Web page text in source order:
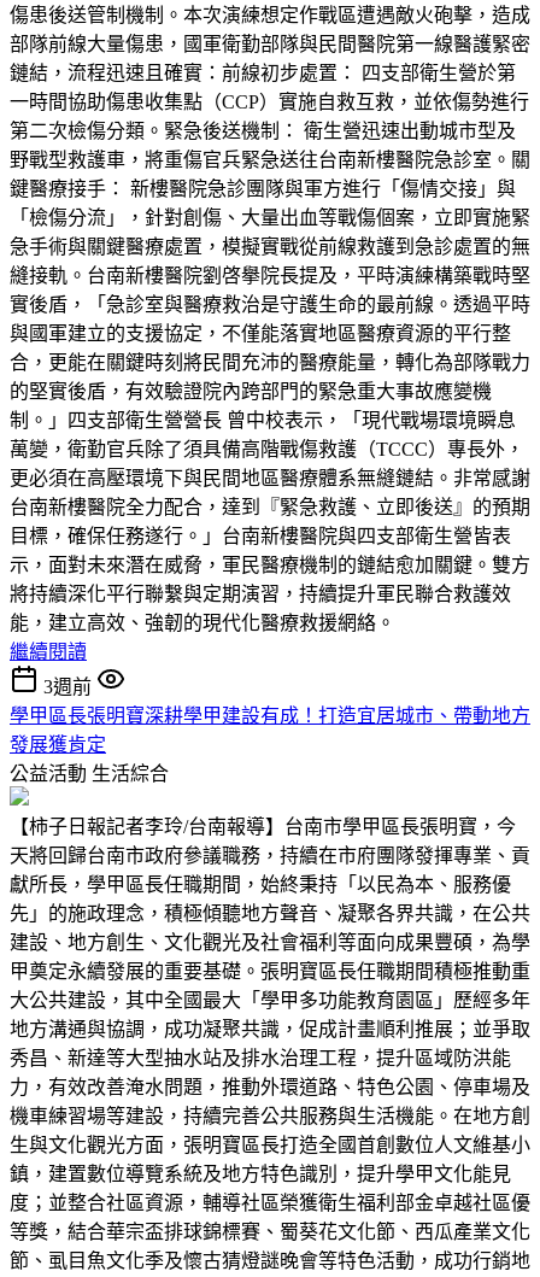
傷患後送管制機制。本次演練想定作戰區遭遇敵火砲擊，造成
部隊前線大量傷患，國軍衛勤部隊與民間醫院第一線醫護緊密
鏈結，流程迅速且確實：前線初步處置： 四支部衛生營於第
一時間協助傷患收集點（CCP）實施自救互救，並依傷勢進行
第二次檢傷分類。緊急後送機制： 衛生營迅速出動城市型及
野戰型救護車，將重傷官兵緊急送往台南新樓醫院急診室。關
鍵醫療接手： 新樓醫院急診團隊與軍方進行「傷情交接」與
「檢傷分流」，針對創傷、大量出血等戰傷個案，立即實施緊
急手術與關鍵醫療處置，模擬實戰從前線救護到急診處置的無
縫接軌。台南新樓醫院劉啓擧院長提及，平時演練構築戰時堅
實後盾，「急診室與醫療救治是守護生命的最前線。透過平時
與國軍建立的支援協定，不僅能落實地區醫療資源的平行整
合，更能在關鍵時刻將民間充沛的醫療能量，轉化為部隊戰力
的堅實後盾，有效驗證院內跨部門的緊急重大事故應變機
制。」四支部衛生營營長 曾中校表示，「現代戰場環境瞬息
萬變，衛勤官兵除了須具備高階戰傷救護（TCCC）專長外，
更必須在高壓環境下與民間地區醫療體系無縫鏈結。非常感謝
台南新樓醫院全力配合，達到『緊急救護、立即後送』的預期
目標，確保任務遂行。」台南新樓醫院與四支部衛生營皆表
示，面對未來潛在威脅，軍民醫療機制的鏈結愈加關鍵。雙方
將持續深化平行聯繫與定期演習，持續提升軍民聯合救護效
能，建立高效、強韌的現代化醫療救援網絡。
繼續閱讀
3週前
學甲區長張明寶深耕學甲建設有成！打造宜居城市、帶動地方
發展獲肯定
公益活動 生活綜合
【柿子日報記者李玲/台南報導】台南市學甲區長張明寶，今
天將回歸台南市政府參議職務，持續在市府團隊發揮專業、貢
獻所長，學甲區長任職期間，始終秉持「以民為本、服務優
先」的施政理念，積極傾聽地方聲音、凝聚各界共識，在公共
建設、地方創生、文化觀光及社會福利等面向成果豐碩，為學
甲奠定永續發展的重要基礎。張明寶區長任職期間積極推動重
大公共建設，其中全國最大「學甲多功能教育園區」歷經多年
地方溝通與協調，成功凝聚共識，促成計畫順利推展；並爭取
秀昌、新達等大型抽水站及排水治理工程，提升區域防洪能
力，有效改善淹水問題，推動外環道路、特色公園、停車場及
機車練習場等建設，持續完善公共服務與生活機能。在地方創
生與文化觀光方面，張明寶區長打造全國首創數位人文維基小
鎮，建置數位導覽系統及地方特色識別，提升學甲文化能見
度；並整合社區資源，輔導社區榮獲衛生福利部金卓越社區優
等獎，結合華宗盃排球錦標賽、蜀葵花文化節、西瓜產業文化
節、虱目魚文化季及懷古猜燈謎晚會等特色活動，成功行銷地